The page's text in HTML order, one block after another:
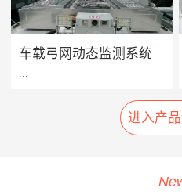
时监测单轨列车走行轮、导向
轮及稳定轮的轮胎气压及温度
爆胎时能够及时做出预报及报
扩大及危险的发生。 系统组
成： 1、胎压传感器· 安装在
走行轮、导向轮、稳定轮气门
车载弓网动态监测系统
车载弓网动态监测系统是一种
车载受电弓实时自动化、动态
测弓网状态和主要工作参数，
进入产